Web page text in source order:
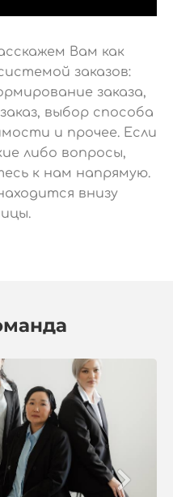
Вам как
заказов:
заказа,
выбор способа
и прочее. Если
либо вопросы,
к нам напрямую.
внизу